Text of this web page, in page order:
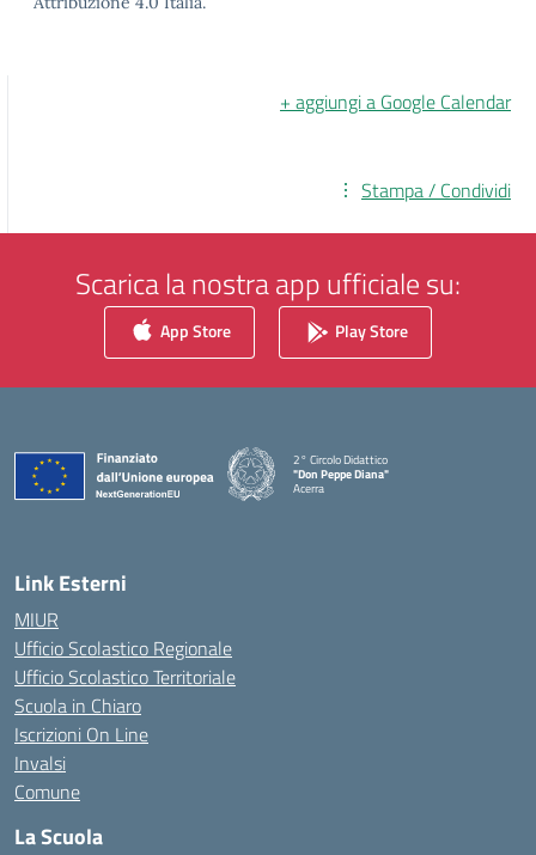
+ aggiungi a Google Calendar
Stampa / Condividi
Scarica la nostra app ufficiale su:
App Store Play Store
2° Circolo Didattico
"Don Peppe Diana"
Acerra
Link Esterni
MIUR
Ufficio Scolastico Regionale
Ufficio Scolastico Territoriale
Scuola in Chiaro
Iscrizioni On Line
Invalsi
Comune
La Scuola